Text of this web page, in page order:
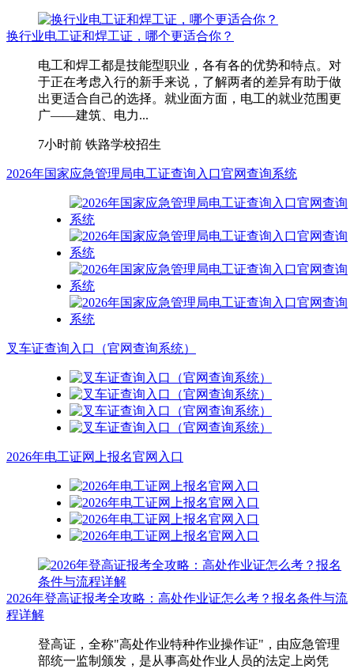
换行业电工证和焊工证，哪个更适合你？
电工和焊工都是技能型职业，各有各的优势和特点。对
于正在考虑入行的新手来说，了解两者的差异有助于做
出更适合自己的选择。就业面方面，电工的就业范围更
广——建筑、电力...
7小时前 铁路学校招生
2026年国家应急管理局电工证查询入口官网查询系统
叉车证查询入口（官网查询系统）
2026年电工证网上报名官网入口
2026年登高证报考全攻略：高处作业证怎么考？报名条件与流
程详解
登高证，全称"高处作业特种作业操作证"，由应急管理
部统一监制颁发，是从事高处作业人员的法定上岗凭